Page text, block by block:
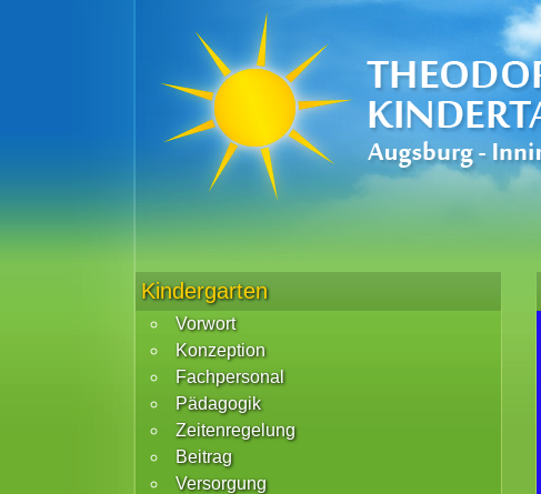
Kindergarten
Vorwort
Konzeption
Fachpersonal
Pädagogik
Zeitenregelung
Beitrag
Versorgung